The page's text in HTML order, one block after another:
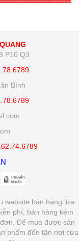
P10 Q3
Bình
website bán hàng lừa
phí, bán hàng kém
Để mua được sản
phẩm đến tận nơi cửa